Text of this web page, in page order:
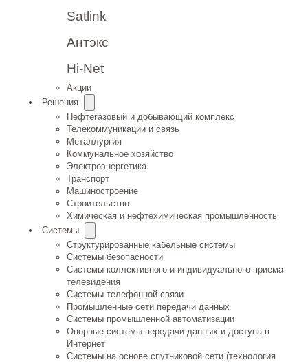
Satlink
Антэкс
Hi-Net
Акции
Решения
Нефтегазовый и добывающий комплекс
Телекоммуникации и связь
Металлургия
Коммунальное хозяйство
Электроэнергетика
Транспорт
Машиностроение
Строительство
Химическая и нефтехимическая промышленность
Системы
Структурированные кабельные системы
Системы безопасности
Системы коллективного и индивидуального приема
телевидения
Системы телефонной связи
Промышленные сети передачи данных
Системы промышленной автоматизации
Опорные системы передачи данных и доступа в
Интернет
Системы на основе спутниковой сети (технология